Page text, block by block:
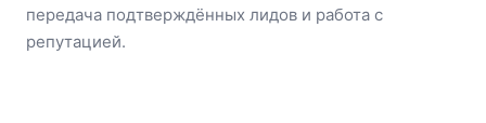
передача подтверждённых лидов и работа с
репутацией.